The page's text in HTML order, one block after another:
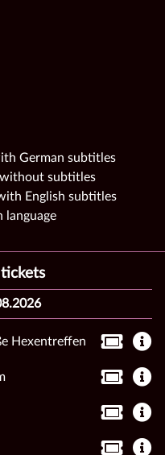
German subtitles
subtitles
English subtitles
language
Hexentreffen